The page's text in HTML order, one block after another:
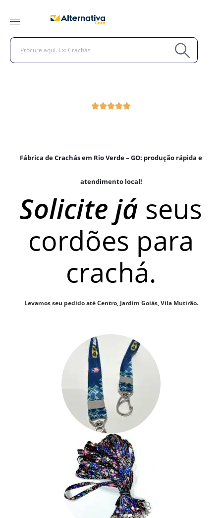
Fábrica de Crachás em Rio Verde – GO: produção rápida e
atendimento local!
Solicite já seus
cordões para
crachá.
Levamos seu pedido até Centro, Jardim Goiás, Vila Mutirão.